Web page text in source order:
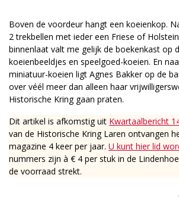
Boven de voordeur hangt een koeienkop.
2 trekbellen met ieder een Friese of
binnenlaat valt me gelijk de boekenkast op
koeienbeeldjes en speelgoed-koeien. En
miniatuur-koeien ligt Agnes Bakker op de
over véél meer dan alleen haar
Historische Kring gaan praten.
Dit artikel is afkomstig uit Kwartaalbericht
van de Historische Kring Laren ontvangen
magazine 4 keer per jaar. U kunt hier lid
nummers zijn à € 4 per stuk in de
de voorraad strekt.